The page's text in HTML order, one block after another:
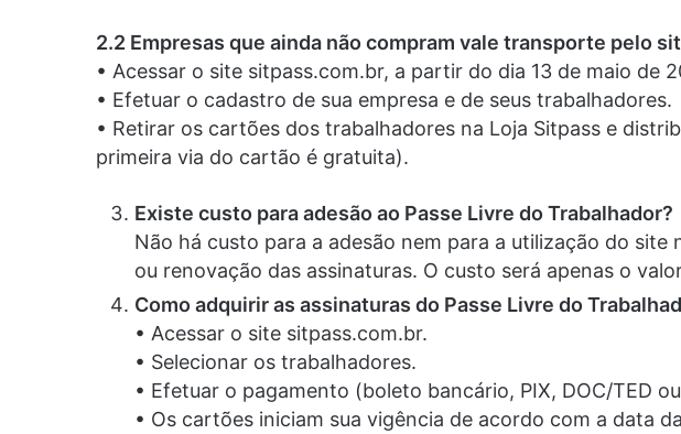
2.2 Empresas que ainda não compram vale transporte pelo
• Acessar o site sitpass.com.br, a partir do dia 13 de maio de
• Efetuar o cadastro de sua empresa e de seus trabalhadores.
• Retirar os cartões dos trabalhadores na Loja Sitpass e
primeira via do cartão é gratuita).
Existe custo para adesão ao Passe Livre do Trabalhador?
Não há custo para a adesão nem para a utilização do
ou renovação das assinaturas. O custo será apenas o
Como adquirir as assinaturas do Passe Livre do
• Acessar o site sitpass.com.br.
• Selecionar os trabalhadores.
• Efetuar o pagamento (boleto bancário, PIX, DOC/TED
• Os cartões iniciam sua vigência de acordo com a data